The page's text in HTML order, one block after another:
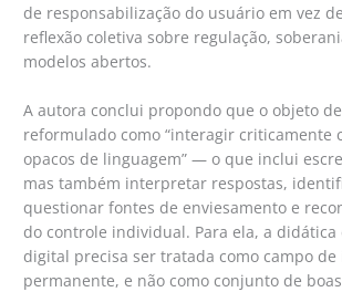
de responsabilização do usuário em vez
reflexão coletiva sobre regulação,
modelos abertos.
A autora conclui propondo que o objeto
reformulado como “interagir criticamente
opacos de linguagem” — o que inclui
mas também interpretar respostas,
questionar fontes de enviesamento e
do controle individual. Para ela, a didática
digital precisa ser tratada como campo de
permanente, e não como conjunto de